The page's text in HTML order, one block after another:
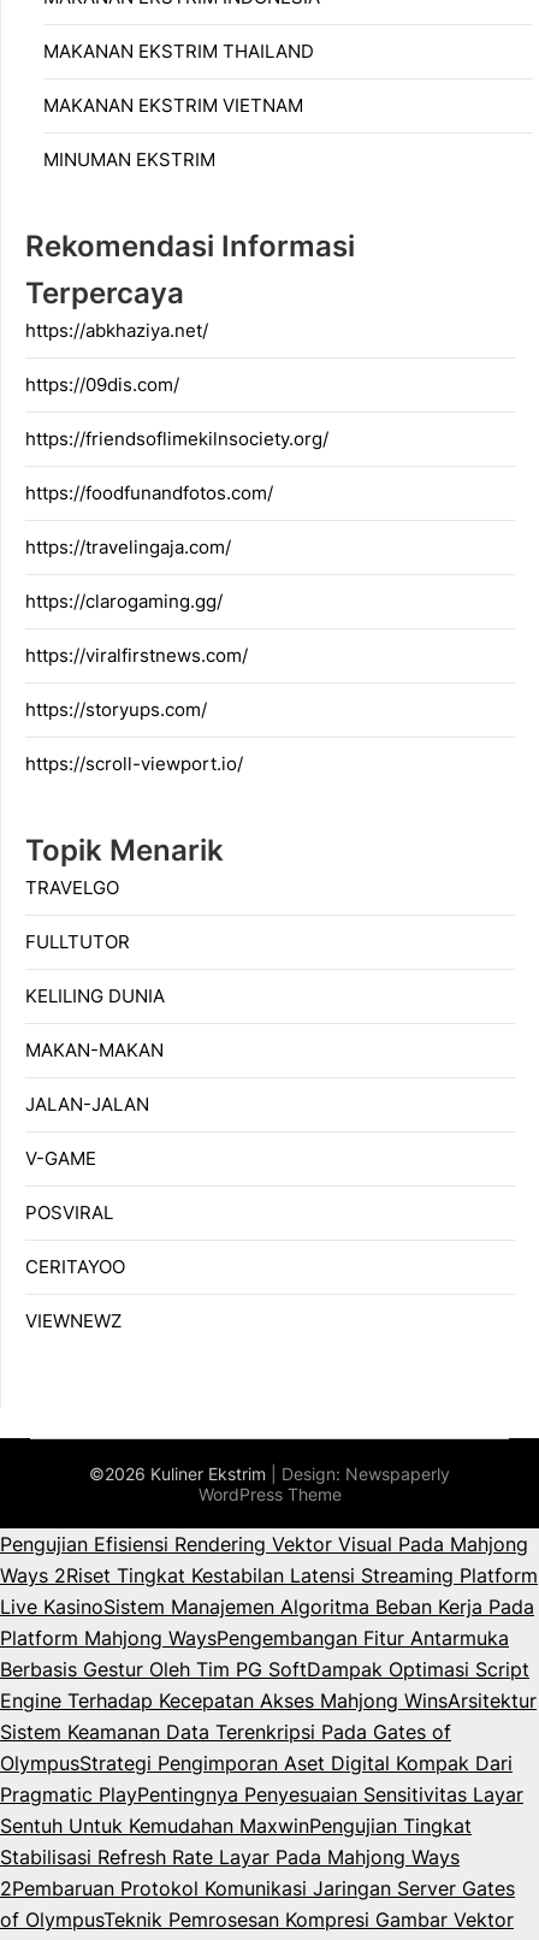
MAKANAN EKSTRIM THAILAND
MAKANAN EKSTRIM VIETNAM
MINUMAN EKSTRIM
Rekomendasi Informasi
Terpercaya
https://abkhaziya.net/
https://09dis.com/
https://friendsoflimekilnsociety.org/
https://foodfunandfotos.com/
https://travelingaja.com/
https://clarogaming.gg/
https://viralfirstnews.com/
https://storyups.com/
https://scroll-viewport.io/
Topik Menarik
TRAVELGO
FULLTUTOR
KELILING DUNIA
MAKAN-MAKAN
JALAN-JALAN
V-GAME
POSVIRAL
CERITAYOO
VIEWNEWZ
©2026 Kuliner Ekstrim | Design: Newspaperly
WordPress Theme
Pengujian Efisiensi Rendering Vektor Visual Pada Mahjong
Ways 2Riset Tingkat Kestabilan Latensi Streaming Platform
Live KasinoSistem Manajemen Algoritma Beban Kerja Pada
Platform Mahjong WaysPengembangan Fitur Antarmuka
Berbasis Gestur Oleh Tim PG SoftDampak Optimasi Script
Engine Terhadap Kecepatan Akses Mahjong WinsArsitektur
Sistem Keamanan Data Terenkripsi Pada Gates of
OlympusStrategi Pengimporan Aset Digital Kompak Dari
Pragmatic PlayPentingnya Penyesuaian Sensitivitas Layar
Sentuh Untuk Kemudahan MaxwinPengujian Tingkat
Stabilisasi Refresh Rate Layar Pada Mahjong Ways
2Pembaruan Protokol Komunikasi Jaringan Server Gates
of OlympusTeknik Pemrosesan Kompresi Gambar Vektor